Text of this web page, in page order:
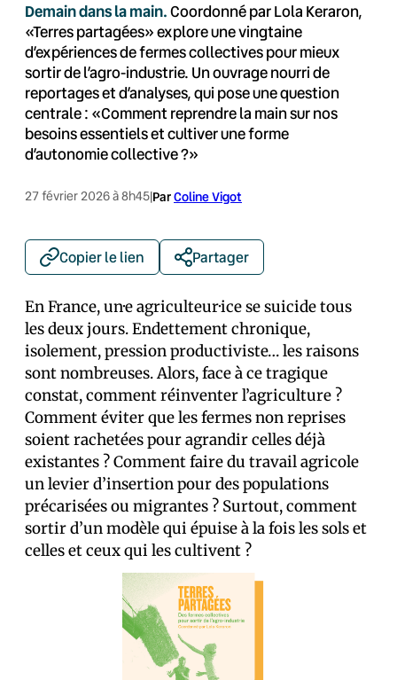
Demain dans la main.Coordonné par Lola Keraron,
«Terres partagées» explore une vingtaine
d’expériences de fermes collectives pour mieux
sortir de l’agro-industrie. Un ouvrage nourri de
reportages et d’analyses, qui pose une question
centrale : «Comment reprendre la main sur nos
besoins essentiels et cultiver une forme
d’autonomie collective ?»
27 février 2026 à 8h45|ParColine Vigot
Copier le lien Partager
En France, un·e agriculteur·ice se suicide tous
les deux jours. Endettement chronique,
isolement, pression productiviste… les raisons
sont nombreuses. Alors, face à ce tragique
constat, comment réinventer l’agriculture ?
Comment éviter que les fermes non reprises
soient rachetées pour agrandir celles déjà
existantes ? Comment faire du travail agricole
un levier d’insertion pour des populations
précarisées ou migrantes ? Surtout, comment
sortir d’un modèle qui épuise à la fois les sols et
celles et ceux qui les cultivent ?